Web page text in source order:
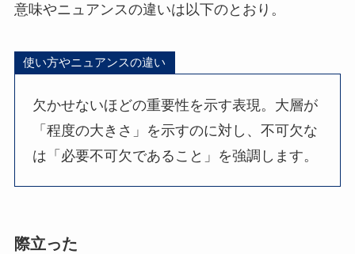
意味やニュアンスの違いは以下のとおり。
使い方やニュアンスの違い
欠かせないほどの重要性を示す表現。大層が
「程度の大きさ」を示すのに対し、不可欠な
は「必要不可欠であること」を強調します。
際立った